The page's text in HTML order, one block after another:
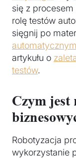
się z
rolę testów
sięgnij po
automatycznym
artykułu o
testów.
Czym jest
Robotyzacja
wykorzystanie